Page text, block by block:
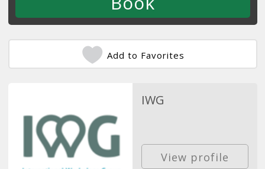
Add to Favorites
IWG
View profile